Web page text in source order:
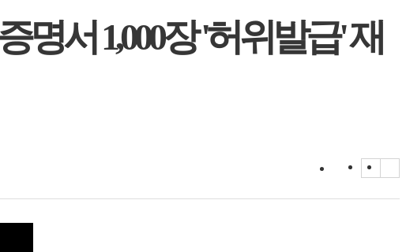
명서 1,000장 '허위발급' 재